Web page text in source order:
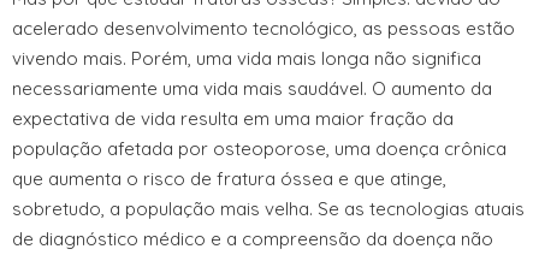
acelerado desenvolvimento tecnológico, as pessoas estão
vivendo mais. Porém, uma vida mais longa não significa
necessariamente uma vida mais saudável. O aumento da
expectativa de vida resulta em uma maior fração da
população afetada por osteoporose, uma doença crônica
que aumenta o risco de fratura óssea e que atinge,
sobretudo, a população mais velha. Se as tecnologias atuais
de diagnóstico médico e a compreensão da doença não